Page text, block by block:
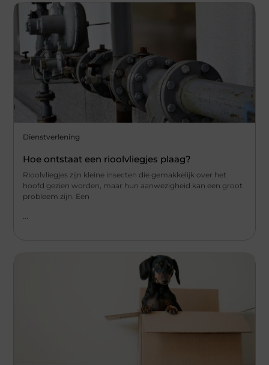
Dienstverlening
Hoe ontstaat een rioolvliegjes plaag?
Rioolvliegjes zijn kleine insecten die gemakkelijk over het
hoofd gezien worden, maar hun aanwezigheid kan een groot
probleem zijn. Een